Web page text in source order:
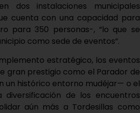
dos instalaciones municipales
cuenta con una capacidad para
para 350 personas-, “lo que se
como sede de eventos”.
estratégico, los eventos
gran prestigio como el Parador de
un histórico entorno mudéjar— o el
de los encuentros
aún más a Tordesillas como